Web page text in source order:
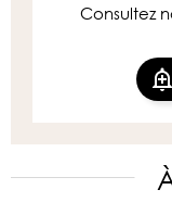
Consultez